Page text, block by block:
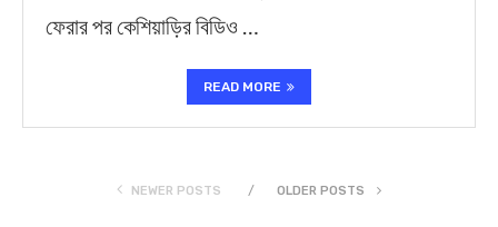
ফেরার পর কেশিয়াড়ির বিডিও …
READ MORE
NEWER POSTS OLDER POSTS